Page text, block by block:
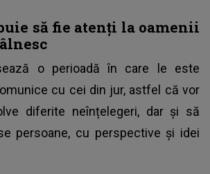
să fie atenți la oamenii
o perioadă în care le este
cu cei din jur, astfel că vor
diferite neînțelegeri, dar și să
persoane, cu perspective și idei